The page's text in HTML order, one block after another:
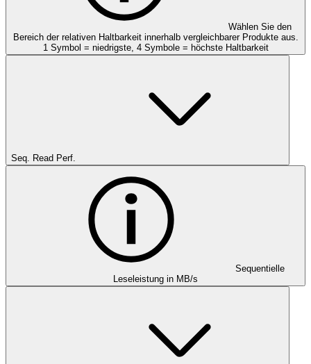
Wählen Sie den
Bereich der relativen Haltbarkeit innerhalb vergleichbarer Produkte aus.
1 Symbol = niedrigste, 4 Symbole = höchste Haltbarkeit
Seq. Read Perf.
Sequentielle
Leseleistung in MB/s